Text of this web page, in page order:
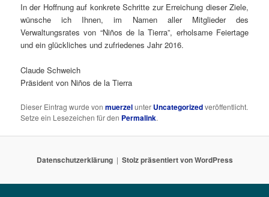
In der Hoffnung auf konkrete Schritte zur Erreichung dieser Ziele,
wünsche ich Ihnen, im Namen aller Mitglieder des
Verwaltungsrates von “Niños de la Tierra”, erholsame Feiertage
und ein glückliches und zufriedenes Jahr 2016.
Claude Schweich
Präsident von Niños de la Tierra
Dieser Eintrag wurde vonmuerzelunter Uncategorizedveröffentlicht.
Setze ein Lesezeichen für den Permalink.
Datenschutzerklärung Stolz präsentiert von WordPress